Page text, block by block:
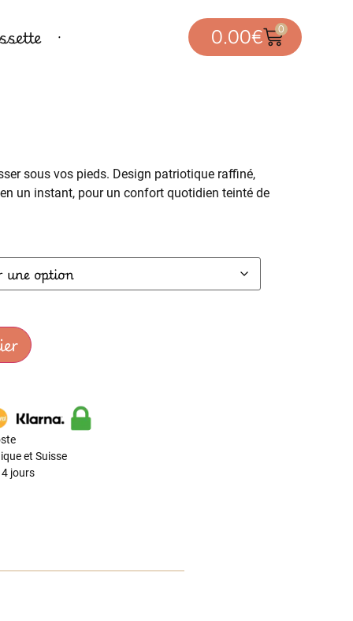
0.00€ 0
sous vos pieds. Design patriotique raffiné,
un instant, pour un confort quotidien teinté de
et Suisse
jours